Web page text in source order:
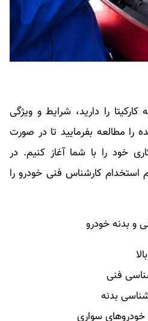
را دارید، شرایط و ویژگی
را مطالعه بفرمایید تا در صورت
خود را با شما آغاز کنیم. در
استخدام کارشناس فنی خودرو را
و بدنه خودرو
فنی
بدنه
سواری